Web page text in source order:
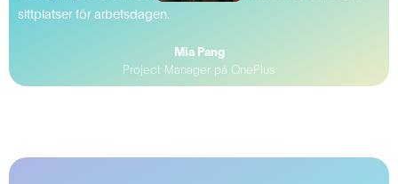
sittplatser för arbetsdagen.
Mia Pang
Project Manager på OnePlus